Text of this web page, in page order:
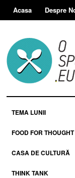
Acasa Despre
TEMA LUNII
FOOD FOR THOUGHT
CASA DE CULTURĂ
THINK TANK